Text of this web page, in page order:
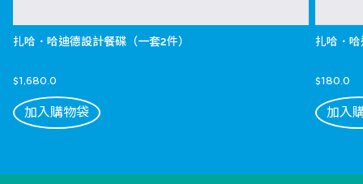
扎哈．哈迪德設計餐碟（一套2件）
$1,680.0
加入購物袋
扎哈．
$180.0
加入